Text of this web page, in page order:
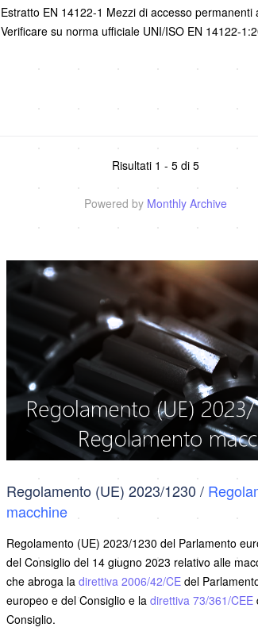
Estratto EN 14122-1 Mezzi di accesso
Verificare su norma ufficiale UNI/ISO EN 14122-
Risultati 1 - 5 di 5
Powered by Monthly Archive
Regolamento (UE) 2023/1230 /
macchine
Regolamento (UE) 2023/1230 del Parlamento
del Consiglio del 14 giugno 2023 relativo alle
che abroga la direttiva 2006/42/CEdel
europeo e del Consiglio e la direttiva 73/361/CEE
Consiglio.